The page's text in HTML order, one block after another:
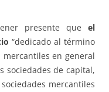
presente que el
“dedicado al término
en general
sociedades de capital,
mercantiles